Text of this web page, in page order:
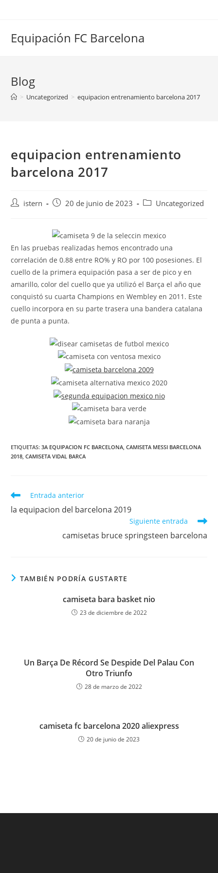
Equipación FC Barcelona
Blog
> Uncategorized > equipacion entrenamiento barcelona 2017
equipacion entrenamiento
barcelona 2017
Autoristern
Publicación
entrada:
20 de junio de 2023
Categoría
entrada:
Uncategorized
En las pruebas realizadas hemos encontrado una
correlación de 0.88 entre RO% y RO por 100 posesiones. El
cuello de la primera equipación pasa a ser de pico y en
amarillo, color del cuello que ya utilizó el Barça el año que
conquistó su cuarta Champions en Wembley en 2011. Este
cuello incorpora en su parte trasera una bandera catalana
de punta a punta.
ETIQUETAS:3A EQUIPACION FC BARCELONA, CAMISETA MESSI BARCELONA
2018, CAMISETA VIDAL BARCA
Leer
más
artículos
Entrada anterior
la equipacion del barcelona 2019
Siguiente entrada
camisetas bruce springsteen barcelona
TAMBIÉN PODRÍA GUSTARTE
camiseta bara basket nio
23 de diciembre de 2022
Un Barça De Récord Se Despide Del Palau Con
Otro Triunfo
28 de marzo de 2022
camiseta fc barcelona 2020 aliexpress
20 de junio de 2023